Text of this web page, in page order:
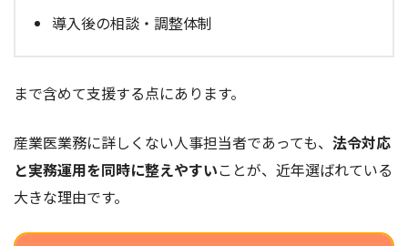
導入後の相談・調整体制
まで含めて支援する点にあります。
産業医業務に詳しくない人事担当者であっても、 法令対応
と実務運用を同時に整えやすいことが、近年選ばれている
大きな理由です。